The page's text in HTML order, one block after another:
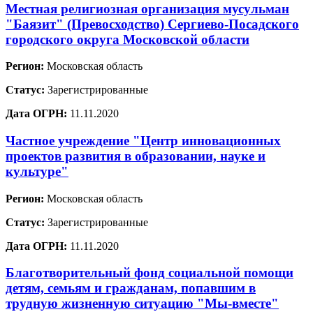
Местная религиозная организация мусульман
"Баязит" (Превосходство) Сергиево-Посадского
городского округа Московской области
Регион: Московская область
Статус: Зарегистрированные
Дата ОГРН: 11.11.2020
Частное учреждение "Центр инновационных
проектов развития в образовании, науке и
культуре"
Регион: Московская область
Статус: Зарегистрированные
Дата ОГРН: 11.11.2020
Благотворительный фонд социальной помощи
детям, семьям и гражданам, попавшим в
трудную жизненную ситуацию "Мы-вместе"